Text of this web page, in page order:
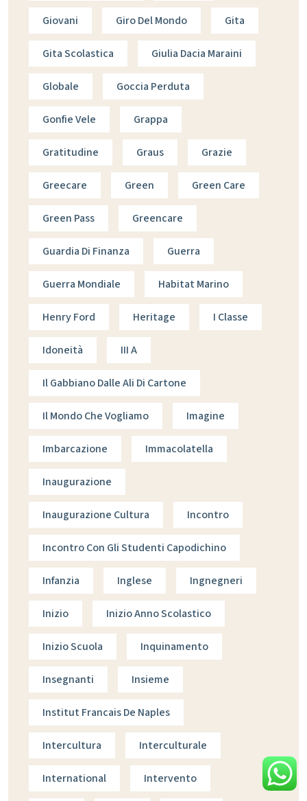
Giovani Giro Del Mondo Gita
Gita Scolastica Giulia Dacia Maraini
Globale Goccia Perduta
Gonfie Vele Grappa
Gratitudine Graus Grazie
Greecare Green Green Care
Green Pass Greencare
Guardia Di Finanza Guerra
Guerra Mondiale Habitat Marino
Henry Ford Heritage I Classe
Idoneità III A
Il Gabbiano Dalle Ali Di Cartone
Il Mondo Che Vogliamo Imagine
Imbarcazione Immacolatella
Inaugurazione
Inaugurazione Cultura Incontro
Incontro Con Gli Studenti Capodichino
Infanzia Inglese Ingnegneri
Inizio Inizio Anno Scolastico
Inizio Scuola Inquinamento
Insegnanti Insieme
Institut Francais De Naples
Intercultura Interculturale
International Intervento